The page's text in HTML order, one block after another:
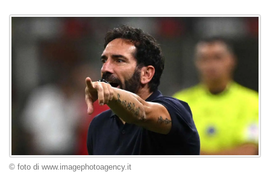
© foto di www.imagephotoagency.it